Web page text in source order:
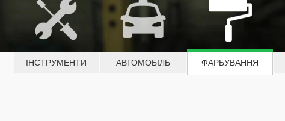
ІНСТРУМЕНТИ АВТОМОБІЛЬ ФАРБУВАННЯ